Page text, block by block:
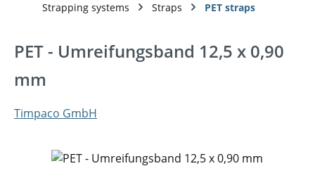
Strapping systems Straps PET straps
PET - Umreifungsband 12,5 x 0,90
mm
Timpaco GmbH
Ignorer la galerie d'images